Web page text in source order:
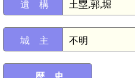
遺 構 土塁,郭,堀
城 主 不明